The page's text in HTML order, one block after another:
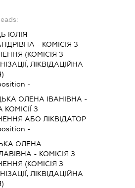
ЮЛІЯ
- КОМІСІЯ З
(КОМІСІЯ З
ЛІКВІДАЦІЙНА
-
ОЛЕНА ІВАНІВНА -
З
АБО ЛІКВІДАТОР
-
ОЛЕНА
- КОМІСІЯ З
(КОМІСІЯ З
ЛІКВІДАЦІЙНА